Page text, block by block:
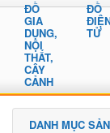
ĐỒ
GIA
DỤNG,
NỘI
THẤT,
CÂY
CẢNH
ĐỒ
TỬ
DANH MỤC